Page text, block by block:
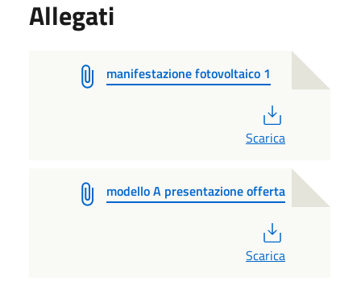
Allegati
manifestazione fotovoltaico 1
Scarica
modello A presentazione offerta
Scarica